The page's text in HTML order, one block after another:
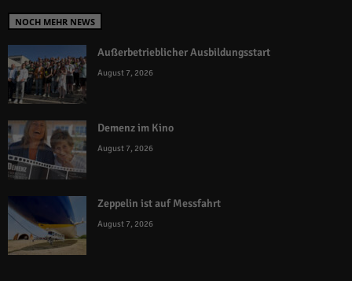
NOCH MEHR NEWS
Außerbetrieblicher Ausbildungsstart
August 7, 2026
Demenz im Kino
August 7, 2026
Zeppelin ist auf Messfahrt
August 7, 2026